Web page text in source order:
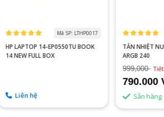
Mã SP: LTHP0017
HP LAPTOP 14-EP0550TU BOOK
14 NEW FULL BOX
Liên hệ
TẢN NHIỆT
ARGB 240
999,000
790.000
Sẵn hàng